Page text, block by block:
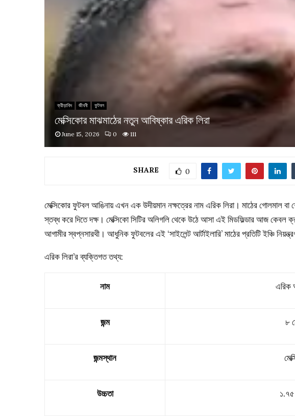
ক্রীড়াবিদ জীবনী ফুটবল
মেক্সিকোর মাঝমাঠের নতুন আবিষ্কার এরিক লিরা
June 15, 2026 0 111
SHARE 0
মেক্সিকোর ফুটবল আঙিনায় এখন এক উদীয়মান নক্ষত্রের নাম এরিক লিরা। মাঠের গোলমাল বা
স্তব্ধ করে দিতে দক্ষ। মেক্সিকো সিটির অলিগলি থেকে উঠে আসা এই মিডফিল্ডার আজ কেবল
আগামীর স্বপ্নসারথী। আধুনিক ফুটবলের এই ‘সাইলেন্ট আর্টাইলারি’ মাঠের প্রতিটি ইঞ্চি
এরিক লিরা’র ব্যক্তিগত তথ্য:
নাম এরিক
জন্ম ৮
জন্মস্থান
উচ্চতা ১.৭৫